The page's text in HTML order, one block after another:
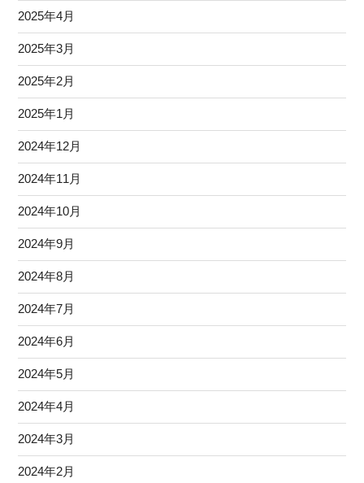
2025年4月
2025年3月
2025年2月
2025年1月
2024年12月
2024年11月
2024年10月
2024年9月
2024年8月
2024年7月
2024年6月
2024年5月
2024年4月
2024年3月
2024年2月